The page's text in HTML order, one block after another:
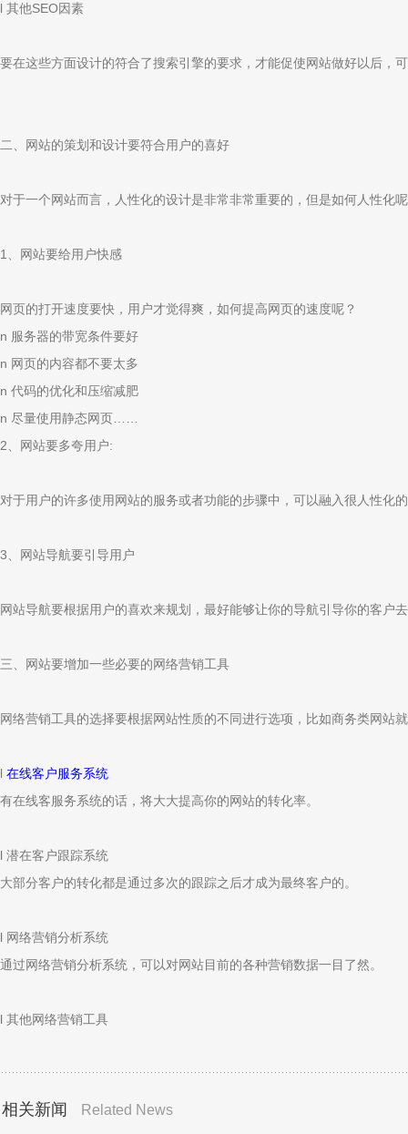
l 其他SEO因素
要在这些方面设计的符合了搜索引擎的要求，才能促使网站做好以后，
二、网站的策划和设计要符合用户的喜好
对于一个网站而言，人性化的设计是非常非常重要的，但是如何人性化
1、网站要给用户快感
网页的打开速度要快，用户才觉得爽，如何提高网页的速度呢？
n 服务器的带宽条件要好
n 网页的内容都不要太多
n 代码的优化和压缩减肥
n 尽量使用静态网页……
2、网站要多夸用户:
对于用户的许多使用网站的服务或者功能的步骤中，可以融入很人性化
3、网站导航要引导用户
网站导航要根据用户的喜欢来规划，最好能够让你的导航引导你的客
三、网站要增加一些必要的网络营销工具
网络营销工具的选择要根据网站性质的不同进行选项，比如商务类网站
l 在线客户服务系统
有在线客服务系统的话，将大大提高你的网站的转化率。
l 潜在客户跟踪系统
大部分客户的转化都是通过多次的跟踪之后才成为最终客户的。
l 网络营销分析系统
通过网络营销分析系统，可以对网站目前的各种营销数据一目了然。
l 其他网络营销工具
相关新闻 Related News